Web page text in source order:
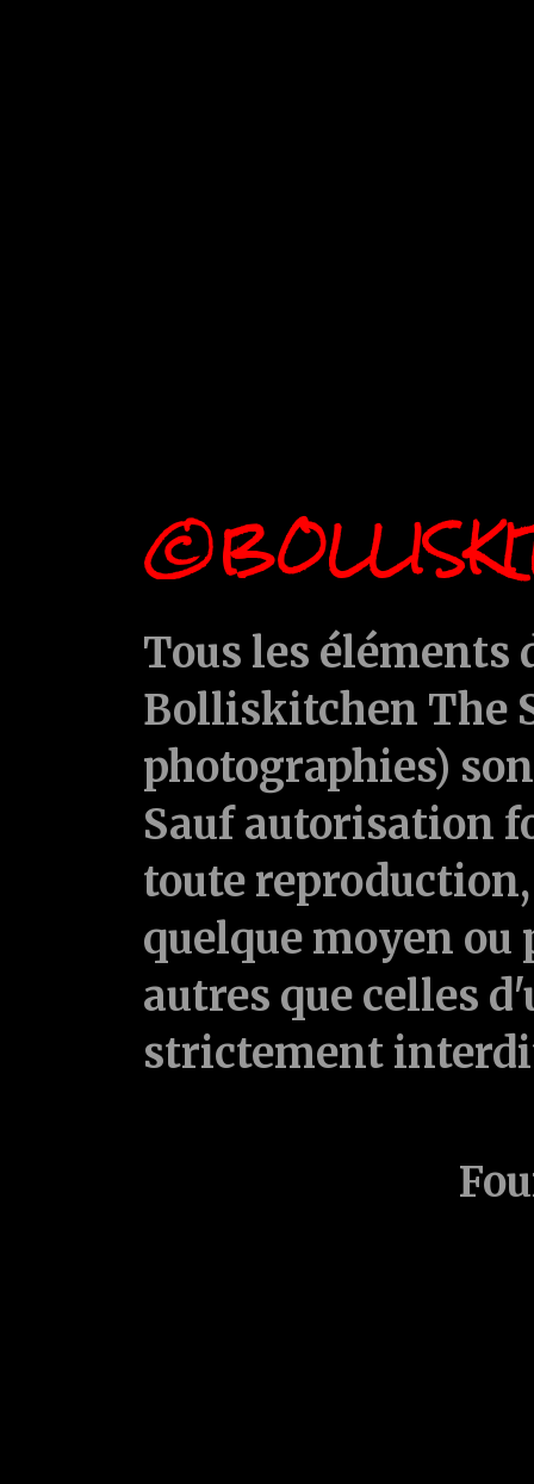
Tous les
Bolliskitchen The
photographies)
Sauf autorisation
toute
quelque moyen ou
autres que celles
strictement